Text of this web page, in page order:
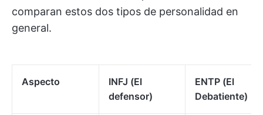
comparan estos dos tipos de personalidad en
general.
Aspecto
INFJ (El
defensor)
ENTP (El
Debatiente)